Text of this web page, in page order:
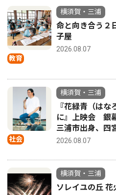
教育
横須賀・三浦
命と向き合う
子屋
2026.08.07
社会
横須賀・三浦
『花緑青（はな
に』上映会 銀
三浦市出身、四
2026.08.07
横須賀・三浦
ソレイユの丘